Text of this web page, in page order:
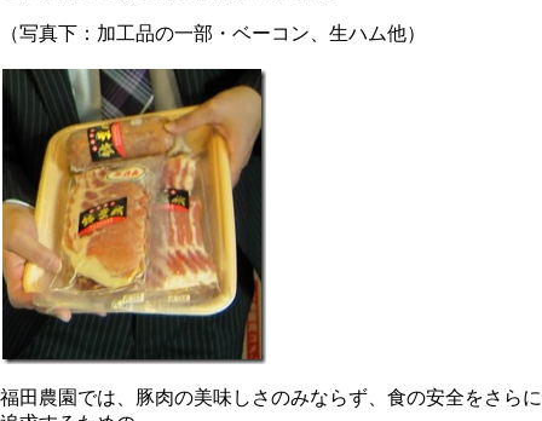
（写真下：加工品の一部・ベーコン、生ハム他）
福田農園では、豚肉の美味しさのみならず、食の安全をさらに